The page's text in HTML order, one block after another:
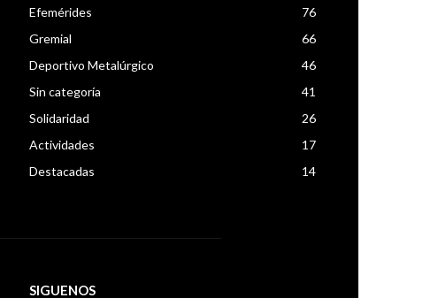
Efemérides
76
Gremial
66
Deportivo Metalúrgico
46
Sin categoría
41
Solidaridad
26
Actividades
17
Destacadas
14
SIGUENOS